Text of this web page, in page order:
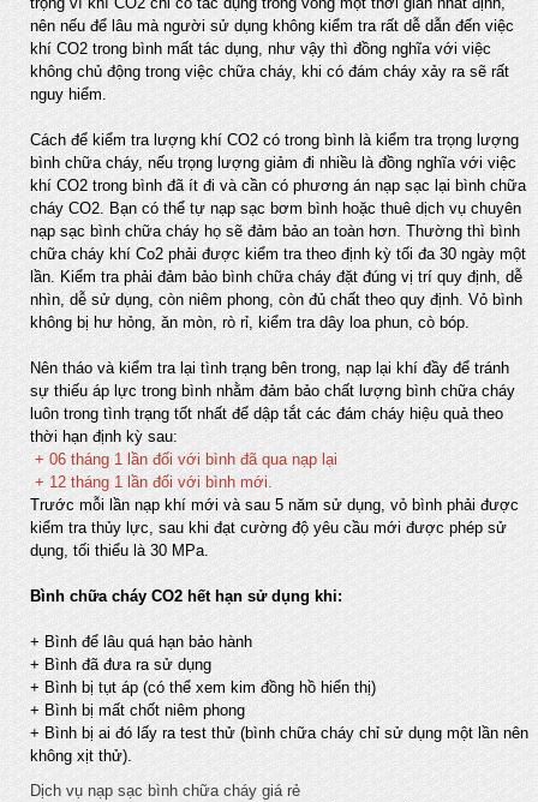
nên nếu để lâu mà người sử dụng không kiểm tra rất dễ dẫn đến việc
khí CO2 trong bình mất tác dụng, như vậy thì đồng nghĩa với việc
không chủ động trong việc chữa cháy, khi có đám cháy xảy ra sẽ rất
nguy hiểm.
Cách để kiểm tra lượng khí CO2 có trong bình là kiểm tra trọng lượng
bình chữa cháy, nếu trọng lượng giảm đi nhiều là đồng nghĩa với việc
khí CO2 trong bình đã ít đi và cần có phương án nạp sạc lại bình chữa
cháy CO2. Bạn có thể tự nạp sạc bơm bình hoặc thuê dịch vụ chuyên
nạp sạc bình chữa cháy họ sẽ đảm bảo an toàn hơn. Thường thì bình
chữa cháy khí Co2 phải được kiểm tra theo định kỳ tối đa 30 ngày một
lần. Kiểm tra phải đảm bảo bình chữa cháy đặt đúng vị trí quy định, dễ
nhìn, dễ sử dụng, còn niêm phong, còn đủ chất theo quy định. Vỏ bình
không bị hư hỏng, ăn mòn, rò rỉ, kiểm tra dây loa phun, cò bóp.
Nên tháo và kiểm tra lại tình trạng bên trong, nạp lại khí đầy để tránh
sự thiếu áp lực trong bình nhằm đảm bảo chất lượng bình chữa cháy
luôn trong tình trạng tốt nhất để dập tắt các đám cháy hiệu quả theo
thời hạn định kỳ sau:
+ 06 tháng 1 lần đối với bình đã qua nạp lại
+ 12 tháng 1 lần đối với bình mới.
Trước mỗi lần nạp khí mới và sau 5 năm sử dụng, vỏ bình phải được
kiểm tra thủy lực, sau khi đạt cường độ yêu cầu mới được phép sử
dụng, tối thiểu là 30 MPa.
​Bình chữa cháy CO2 hết hạn sử dụng khi:
+ Bình để lâu quá hạn bảo hành
+ Bình đã đưa ra sử dụng
+ Bình bị tụt áp (có thể xem kim đồng hồ hiển thị)
+ Bình bị mất chốt niêm phong
+ Bình bị ai đó lấy ra test thử (bình chữa cháy chỉ sử dụng một lần nên
không xịt thử).
Dịch vụ nạp sạc bình chữa cháy giá rẻ